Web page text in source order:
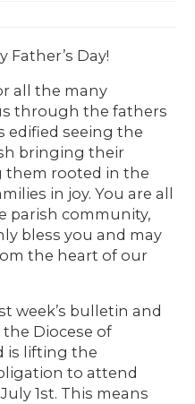
Father’s Day!
all the many
through the fathers
edified seeing the
bringing their
them rooted in the
in joy. You are all
parish community,
bless you and may
the heart of our
week’s bulletin and
Diocese of
is lifting the
to attend
1st. This means